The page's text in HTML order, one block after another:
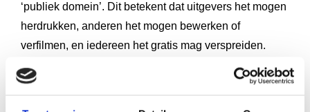
‘publiek domein’. Dit betekent dat uitgevers het mogen
herdrukken, anderen het mogen bewerken of
verfilmen, en iedereen het gratis mag verspreiden.
Denk bijvoorbeeld aan klassiekers zoals werk van
Vondel of Multatuli.